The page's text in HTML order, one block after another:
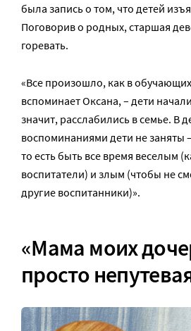
была запись о том, что детей
Поговорив о родных, старшая
горевать.
«Все произошло, как в
вспоминает Оксана, – дети
значит, расслабились в семье. В
воспоминаниями дети не заняты
то есть быть все время веселым
воспитатели) и злым (чтобы не
другие воспитанники)».
«Мама моих
просто